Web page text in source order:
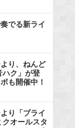
でる新ライ
り、ねんど
ハク」が登
も開催中！
り「ブライ
オールスタ